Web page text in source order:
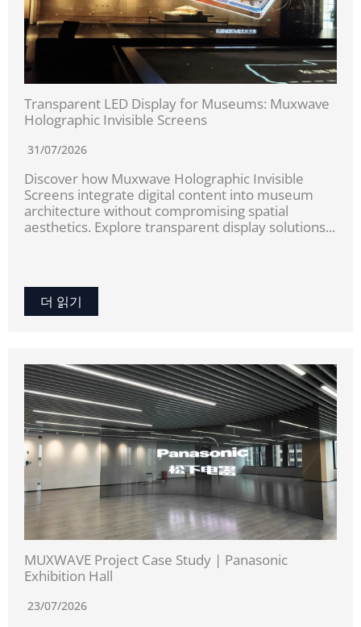
Transparent LED Display for Museums: Muxwave
Holographic Invisible Screens
31/07/2026
Discover how Muxwave Holographic Invisible
Screens integrate digital content into museum
architecture without compromising spatial
aesthetics. Explore transparent display solutions...
더 읽기
MUXWAVE Project Case Study | Panasonic
Exhibition Hall
23/07/2026